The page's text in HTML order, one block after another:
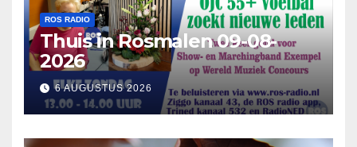
ROS RADIO
Thuis in Rosmalen 09-08-
2026
6 AUGUSTUS 2026